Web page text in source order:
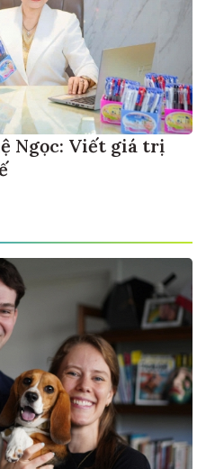
Ngọc: Viết giá trị